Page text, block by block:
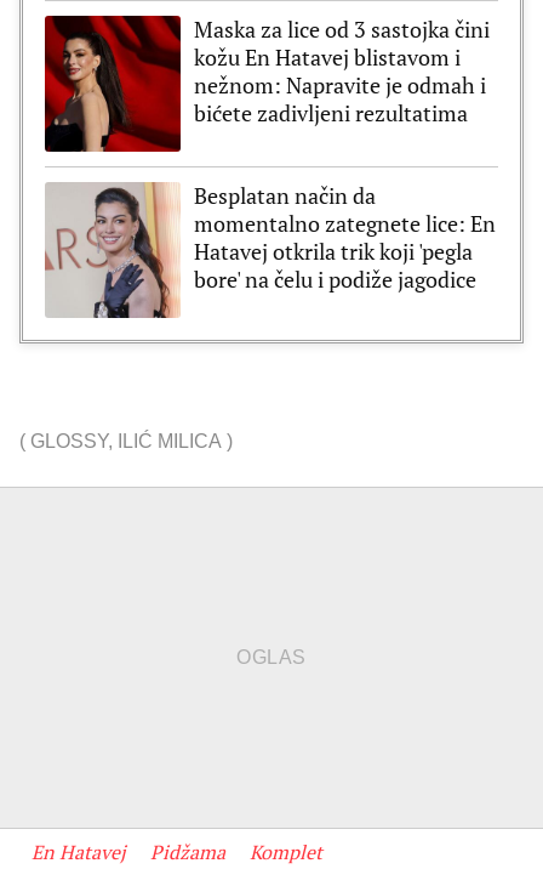
Maska za lice od 3 sastojka čini
kožu En Hatavej blistavom i
nežnom: Napravite je odmah i
bićete zadivljeni rezultatima
Besplatan način da
momentalno zategnete lice: En
Hatavej otkrila trik koji 'pegla
bore' na čelu i podiže jagodice
( GLOSSY, ILIĆ MILICA )
En Hatavej Pidžama
Komplet